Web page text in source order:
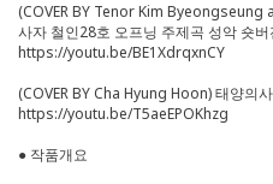
(COVER BY Tenor Kim
사자 철인28호 오프닝 주제곡 성악 숏버
https://youtu.be/BE1XdrqxnCY
(COVER BY Cha Hyung Hoon) 태양의
https://youtu.be/T5aeEPOKhzg
● 작품개요